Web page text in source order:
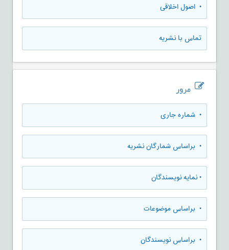
• اصول اخلاقی
تماس با نشریه
مرور
• شماره جاری
• براساس شمارگان نشریه
•نمایه نویسندگان
• براساس موضوعات
• براساس نویسندگان